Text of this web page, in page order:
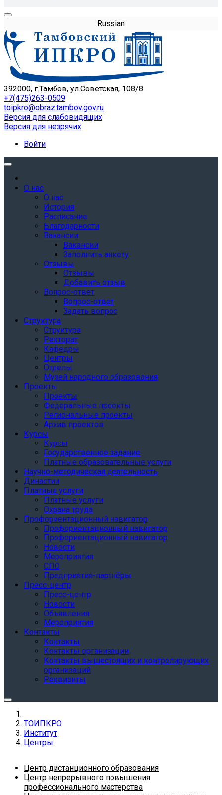
Russian
392000, г.Тамбов, ул.Советская, 108/8
+7(475)263-0509
toipkro@obraz.tambov.gov.ru
Версия для слабовидящих
Версия для незрячих
Войти
О нас
О нас
История
Расписание
Благодарности
Вакансии
Вакансии
Заполнить анкету
Отзывы
Отзывы
Добавить отзыв
Вопрос-ответ
Вопрос-ответ
Задать вопрос
Структура
Структура
Ректорат
Кафедры
Центры
Отделы
Музей народного образования
Проекты
Проекты
Федеральные проекты
Региональные проекты
Архив проектов
Курсы
Курсы
Государственное задание
Платные образовательные услуги
Научно-методическая деятельность
Династии
Платные услуги
Платные услуги
Охрана труда
Профориентационный навигатор
Профориентационный навигатор
Профориентационный навигатор
Новости
Мероприятия
СПО
Предприятия-партнёры
Пресс-центр
Пресс-центр
Новости
Объявления
Мероприятия
Контакты
Контакты
Контакты организации
Контакты вышестоящих и контролирующих
организаций
Реквизиты
ТОИПКРО
Институт
Центры
Центр дистанционного образования
Центр непрерывного повышения
профессионального мастерства